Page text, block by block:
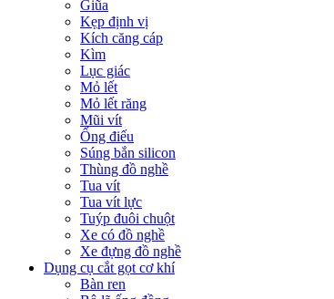
Giũa
Kẹp định vị
Kích căng cáp
Kìm
Lục giác
Mỏ lết
Mỏ lết răng
Mũi vít
Ống điếu
Súng bắn silicon
Thùng đồ nghề
Tua vít
Tua vít lực
Tuýp đuôi chuột
Xe có đồ nghề
Xe đựng đồ nghề
Dụng cụ cắt gọt cơ khí
Bàn ren